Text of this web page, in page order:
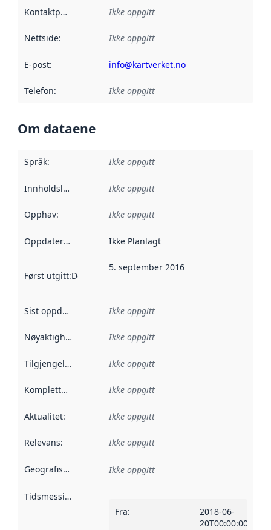
Kontaktpunkt Ikke oppgitt
Nettside: Ikke oppgitt
E-post: info@kartverket.no
Telefon: Ikke oppgitt
Om dataene
Språk: Ikke oppgitt
Innholdsleverandører :
Ikke oppgitt
Opphav: Ikke oppgitt
Oppdateringsfrekvens :
Ikke Planlagt
Først utgitt:Denne datoen sier når dataene i dette
5. september 2016
Sist oppdatert Ikke oppgitt
Nøyaktighet Ikke oppgitt
Tilgjengelighet Ikke oppgitt
Kompletthet Ikke oppgitt
Aktualitet: Ikke oppgitt
Relevans: Ikke oppgitt
Geografisk avgrensning :
Ikke oppgitt
Tidsmessig avgrensning
Fra:
2018-06-
20T00:00:00Z